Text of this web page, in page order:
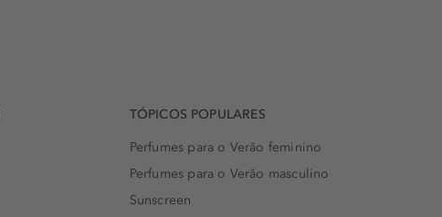
TÓPICOS POPULARES
Perfumes para o Verão feminino
Perfumes para o Verão masculino
Sunscreen